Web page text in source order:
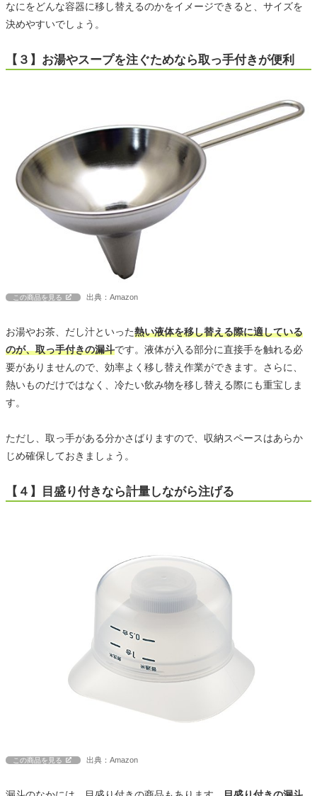
なにをどんな容器に移し替えるのかをイメージできると、サイズを
決めやすいでしょう。
【３】お湯やスープを注ぐためなら取っ手付きが便利
この商品を見る 出典：Amazon
お湯やお茶、だし汁といった熱い液体を移し替える際に適している
のが、取っ手付きの漏斗です。液体が入る部分に直接手を触れる必
要がありませんので、効率よく移し替え作業ができます。さらに、
熱いものだけではなく、冷たい飲み物を移し替える際にも重宝しま
す。
ただし、取っ手がある分かさばりますので、収納スペースはあらか
じめ確保しておきましょう。
【４】目盛り付きなら計量しながら注げる
この商品を見る 出典：Amazon